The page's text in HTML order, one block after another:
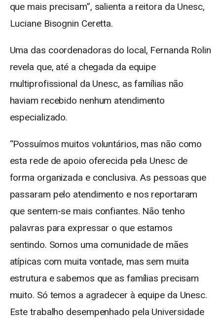
que mais precisam”, salienta a reitora da Unesc,
Luciane Bisognin Ceretta.
Uma das coordenadoras do local, Fernanda Rolin
revela que, até a chegada da equipe
multiprofissional da Unesc, as famílias não
haviam recebido nenhum atendimento
especializado.
“Possuímos muitos voluntários, mas não como
esta rede de apoio oferecida pela Unesc de
forma organizada e conclusiva. As pessoas que
passaram pelo atendimento e nos reportaram
que sentem-se mais confiantes. Não tenho
palavras para expressar o que estamos
sentindo. Somos uma comunidade de mães
atípicas com muita vontade, mas sem muita
estrutura e sabemos que as famílias precisam
muito. Só temos a agradecer à equipe da Unesc.
Este trabalho desempenhado pela Universidade